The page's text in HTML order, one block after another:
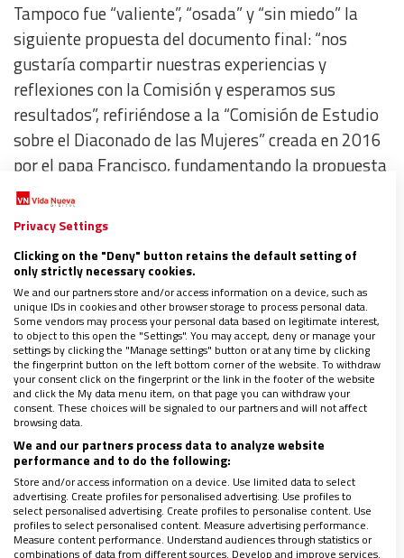
Tampoco fue “valiente”, “osada” y “sin miedo” la
siguiente propuesta del documento final: “nos
gustaría compartir nuestras experiencias y
reflexiones con la Comisión y esperamos sus
resultados”, refiriéndose a la “Comisión de Estudio
sobre el Diaconado de las Mujeres” creada en 2016
por el papa Francisco, fundamentando la propuesta
en que “
espacio amazónico, se reconoció y se recalcó el
papel fundamental de las mujeres religiosas y
laicasen la Iglesia de la Amazonía y sus
comunidades, dados los múltiples servicios que
ellas brindan” y que “en un alto número de dichas
consultas, se solicitó el diaconado permanente para
la mujer” (DF 103).
Ahora bien,
¿por qué los padres sinodales no
pidieron claramente el diaconado femenino?
había reclamado en una rueda de prensa monseñor
Erwin Kräutler: “dos tercios de las comunidades
indígenas en la Amazonía son coordinadas por
mujeres. ¿Entonces qué hacemos? Tenemos que
Privacy Settings
Clicking on the "Deny" button retains the default setting of
only strictly necessary cookies.
We and our partners store and/or access information on a device, such as
unique IDs in cookies and other browser storage to process personal data.
Some vendors may process your personal data based on legitimate interest,
to object to this open the "Settings". You may accept, deny or manage your
settings by clicking the "Manage settings" button or at any time by clicking
the fingerprint button on the left bottom corner of the website. To withdraw
your consent click on the fingerprint or the link in the footer of the website
and click the My data menu item, on that page you can withdraw your
consent. These choices will be signaled to our partners and will not affect
browsing data.
We and our partners process data to analyze website
performance and to do the following:
Store and/or access information on a device. Use limited data to select
advertising. Create profiles for personalised advertising. Use profiles to
select personalised advertising. Create profiles to personalise content. Use
profiles to select personalised content. Measure advertising performance.
Measure content performance. Understand audiences through statistics or
combinations of data from different sources. Develop and improve services.